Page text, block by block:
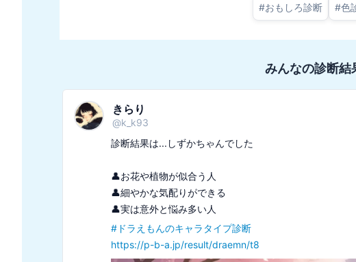
#おもしろ診断 #色
みんなの診断結
きらり
@k_k93
診断結果は...しずかちゃんでした
👤お花や植物が似合う人
👤細やかな気配りができる
#ドラえもんのキャラタイプ診断
https://p-b-a.jp/result/draemn/t8